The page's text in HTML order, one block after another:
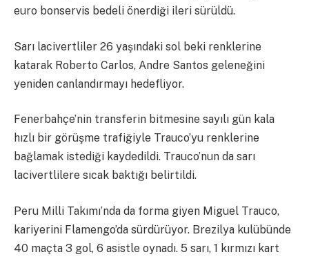
euro bonservis bedeli önerdiği ileri sürüldü.
Sarı lacivertliler 26 yaşındaki sol beki renklerine
katarak Roberto Carlos, Andre Santos geleneğini
yeniden canlandırmayı hedefliyor.
Fenerbahçe’nin transferin bitmesine sayılı gün kala
hızlı bir görüşme trafiğiyle Trauco’yu renklerine
bağlamak istediği kaydedildi. Trauco’nun da sarı
lacivertlilere sıcak baktığı belirtildi.
Peru Milli Takımı’nda da forma giyen Miguel Trauco,
kariyerini Flamengo’da sürdürüyor. Brezilya kulübünde
40 maçta 3 gol, 6 asistle oynadı. 5 sarı, 1 kırmızı kart